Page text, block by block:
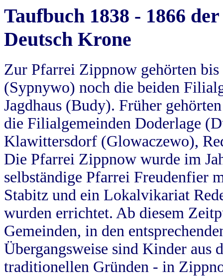
Taufbuch 1838 - 1866
Deutsch Krone
Zur Pfarrei Zippnow gehörten
(Sypnywo) noch die beiden
Jagdhaus (Budy). Früher
die Filialgemeinden Doderlage
Klawittersdorf (Glowaczewo),
Die Pfarrei Zippnow wurde im
selbständige Pfarrei Freudenfier
Stabitz und ein Lokalvikariat
wurden errichtet. Ab diesem
Gemeinden, in den
Übergangsweise sind Kinder aus
traditionellen Gründen - in